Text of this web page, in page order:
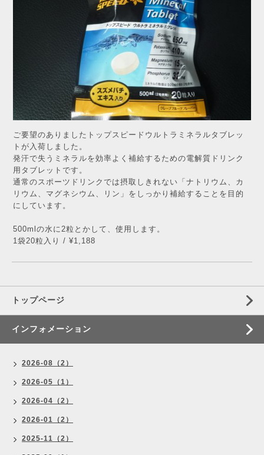
ご要望のありましたトップスピードウルトラミネラルタブレッ
トが入荷しました。
発汗で失うミネラルを効率よく補給するための電解質ドリンク
用タブレットです。
通常のスポーツドリンクでは摂取しきれない「ナトリウム、カ
リウム、マグネシウム、リン」をしっかり補給することを目的
にしています。
500mlの水に2粒とかして、使用します。
1袋20粒入り / ¥1,188
トップページ
インフォメーション
2026-08（2）
2026-05（1）
2026-04（2）
2026-01（2）
2025-11（2）